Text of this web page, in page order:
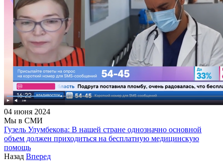
04 июня 2024
Мы в СМИ
Гузель Улумбекова: В нашей стране однозначно основной
объем должен приходиться на бесплатную медицинскую
помощь
Назад Вперед